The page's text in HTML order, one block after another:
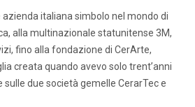
azienda italiana simbolo nel mondo di
alla multinazionale statunitense 3M,
fino alla fondazione di CerArte,
creata quando avevo solo trent’anni
sulle due società gemelle CerarTec e